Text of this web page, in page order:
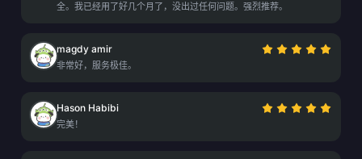
全。我已经用了好几个月了，没出过任何问题。强烈推荐。
magdy amir
非常好，服务极佳。
Hason Habibi
完美！